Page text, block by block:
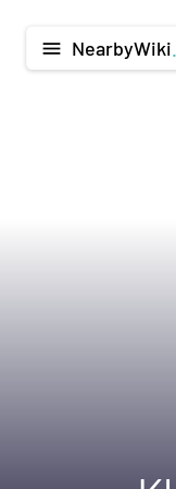
menu NearbyWiki